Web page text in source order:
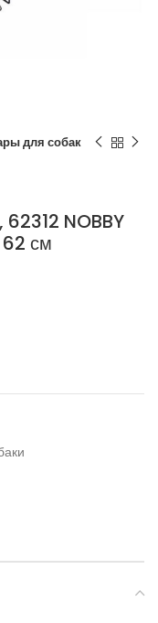
для собак
62312 NOBBY
см